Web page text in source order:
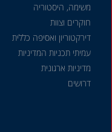
משימה, היסטוריה
חוקרים וצוות
דירקטוריון ואסיפה כללית
עמיתי תכניות המדיניות
מדיניות ארגונית
דרושים